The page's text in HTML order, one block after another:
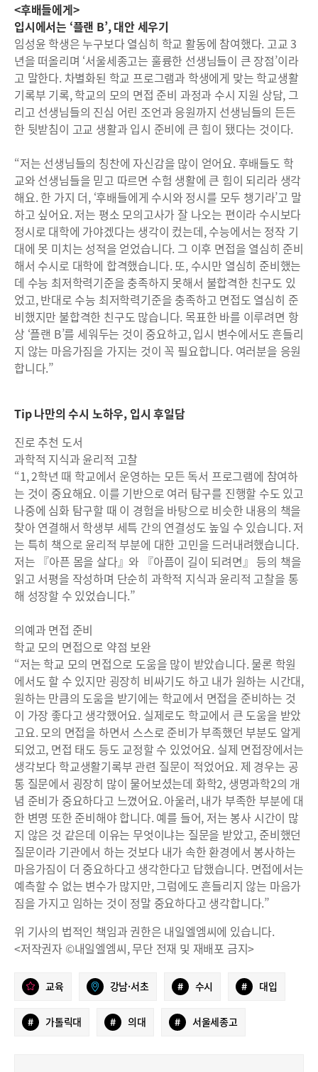
<후배들에게>
입시에서는 ‘플랜 B’, 대안 세우기
임성윤 학생은 누구보다 열심히 학교 활동에 참여했다. 고교 3
년을 떠올리며 ‘서울세종고는 훌륭한 선생님들이 큰 장점’이라
고 말한다. 차별화된 학교 프로그램과 학생에게 맞는 학교생활
기록부 기록, 학교의 모의 면접 준비 과정과 수시 지원 상담, 그
리고 선생님들의 진심 어린 조언과 응원까지 선생님들의 든든
한 뒷받침이 고교 생활과 입시 준비에 큰 힘이 됐다는 것이다.
“저는 선생님들의 칭찬에 자신감을 많이 얻어요. 후배들도 학
교와 선생님들을 믿고 따르면 수험 생활에 큰 힘이 되리라 생각
해요. 한 가지 더, ‘후배들에게 수시와 정시를 모두 챙기라’고 말
하고 싶어요. 저는 평소 모의고사가 잘 나오는 편이라 수시보다
정시로 대학에 가야겠다는 생각이 컸는데, 수능에서는 정작 기
대에 못 미치는 성적을 얻었습니다. 그 이후 면접을 열심히 준비
해서 수시로 대학에 합격했습니다. 또, 수시만 열심히 준비했는
데 수능 최저학력기준을 충족하지 못해서 불합격한 친구도 있
었고, 반대로 수능 최저학력기준을 충족하고 면접도 열심히 준
비했지만 불합격한 친구도 많습니다. 목표한 바를 이루려면 항
상 ‘플랜 B’를 세워두는 것이 중요하고, 입시 변수에서도 흔들리
지 않는 마음가짐을 가지는 것이 꼭 필요합니다. 여러분을 응원
합니다.”
Tip 나만의 수시 노하우, 입시 후일담
진로 추천 도서
과학적 지식과 윤리적 고찰
“1, 2학년 때 학교에서 운영하는 모든 독서 프로그램에 참여하
는 것이 중요해요. 이를 기반으로 여러 탐구를 진행할 수도 있고
나중에 심화 탐구할 때 이 경험을 바탕으로 비슷한 내용의 책을
찾아 연결해서 학생부 세특 간의 연결성도 높일 수 있습니다. 저
는 특히 책으로 윤리적 부분에 대한 고민을 드러내려했습니다.
저는 『아픈 몸을 살다』와 『아픔이 길이 되려면』 등의 책을
읽고 서평을 작성하며 단순히 과학적 지식과 윤리적 고찰을 통
해 성장할 수 있었습니다.”
의예과 면접 준비
학교 모의 면접으로 약점 보완
“저는 학교 모의 면접으로 도움을 많이 받았습니다. 물론 학원
에서도 할 수 있지만 굉장히 비싸기도 하고 내가 원하는 시간대,
원하는 만큼의 도움을 받기에는 학교에서 면접을 준비하는 것
이 가장 좋다고 생각했어요. 실제로도 학교에서 큰 도움을 받았
고요. 모의 면접을 하면서 스스로 준비가 부족했던 부분도 알게
되었고, 면접 태도 등도 교정할 수 있었어요. 실제 면접장에서는
생각보다 학교생활기록부 관련 질문이 적었어요. 제 경우는 공
통 질문에서 굉장히 많이 물어보셨는데 화학2, 생명과학2의 개
념 준비가 중요하다고 느꼈어요. 아울러, 내가 부족한 부분에 대
한 변명 또한 준비해야 합니다. 예를 들어, 저는 봉사 시간이 많
지 않은 것 같은데 이유는 무엇이냐는 질문을 받았고, 준비했던
질문이라 기관에서 하는 것보다 내가 속한 환경에서 봉사하는
마음가짐이 더 중요하다고 생각한다고 답했습니다. 면접에서는
예측할 수 없는 변수가 많지만, 그럼에도 흔들리지 않는 마음가
짐을 가지고 임하는 것이 정말 중요하다고 생각합니다.”
위 기사의 법적인 책임과 권한은 내일엘엠씨에 있습니다.
<저작권자 ©내일엘엠씨, 무단 전재 및 재배포 금지>
교육 강남·서초 # 수시 # 대입
# 가톨릭대 # 의대 # 서울세종고